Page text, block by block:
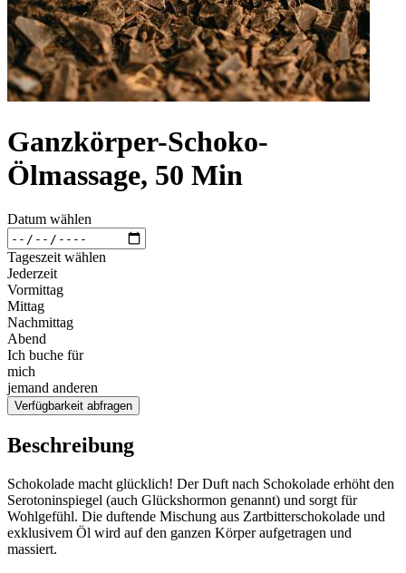
Ganzkörper-Schoko-
Ölmassage, 50 Min
Datum wählen
Tageszeit wählen
Jederzeit
Vormittag
Mittag
Nachmittag
Abend
Ich buche für
mich
jemand anderen
Verfügbarkeit abfragen
Beschreibung
Schokolade macht glücklich! Der Duft nach Schokolade erhöht den
Serotoninspiegel (auch Glückshormon genannt) und sorgt für
Wohlgefühl. Die duftende Mischung aus Zartbitterschokolade und
exklusivem Öl wird auf den ganzen Körper aufgetragen und
massiert.